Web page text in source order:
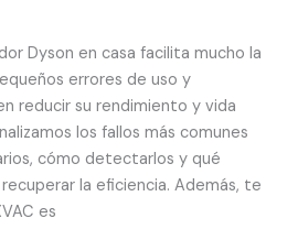
Dyson en casa facilita mucho la
errores de uso y
reducir su rendimiento y vida
los fallos más comunes
cómo detectarlos y qué
la eficiencia. Además, te
es